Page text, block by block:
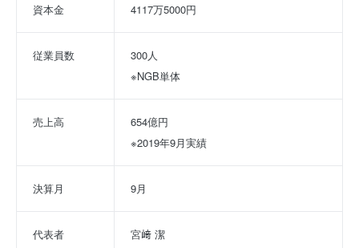
資本金 4117万5000円
従業員数
300人
※NGB単体
売上高
654億円
※2019年9月実績
決算月 9月
代表者 宮﨑 潔